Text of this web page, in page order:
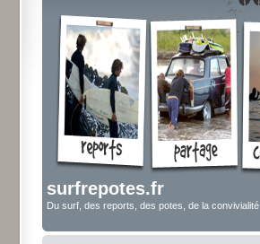
surfrepotes.fr
Du surf, des reports, des potes, de la convivialité